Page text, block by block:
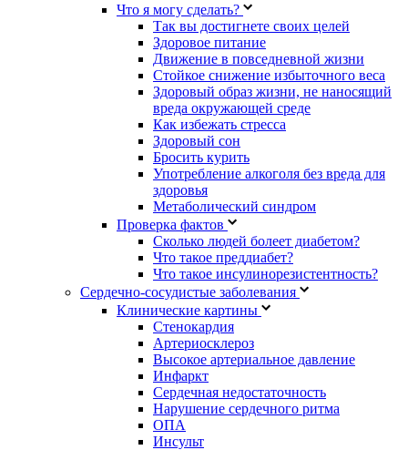
Что я могу сделать?
Так вы достигнете своих целей
Здоровое питание
Движение в повседневной жизни
Стойкое снижение избыточного веса
Здоровый образ жизни, не наносящий
вреда окружающей среде
Как избежать стресса
Здоровый сон
Бросить курить
Употребление алкоголя без вреда для
здоровья
Метаболический синдром
Проверка фактов
Сколько людей болеет диабетом?
Что такое преддиабет?
Что такое инсулинорезистентность?
Сердечно-сосудистые заболевания
Клинические картины
Стенокардия
Артериосклероз
Высокое артериальное давление
Инфаркт
Сердечная недостаточность
Нарушение сердечного ритма
ОПА
Инсульт